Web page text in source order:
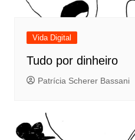
Vida Digital
Tudo por dinheiro
Patrícia Scherer Bassani